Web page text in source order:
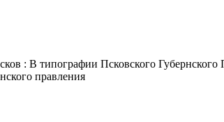
: В типографии Псковского
правления